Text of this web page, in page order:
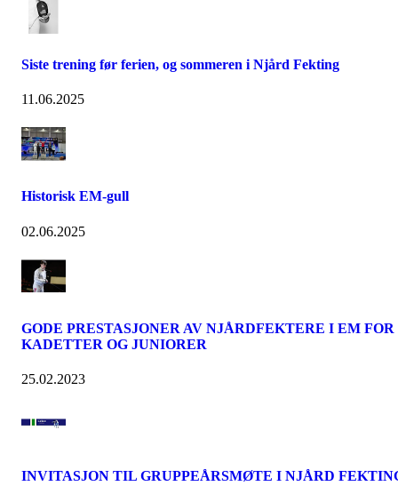
Siste trening før ferien, og sommeren i Njård Fekting
11.06.2025
Historisk EM-gull
02.06.2025
GODE PRESTASJONER AV NJÅRDFEKTERE I EM FOR
KADETTER OG JUNIORER
25.02.2023
INVITASJON TIL GRUPPEÅRSMØTE I NJÅRD